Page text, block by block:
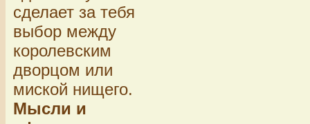
сделает за тебя
выбор между
королевским
дворцом или
миской нищего.
Мысли и